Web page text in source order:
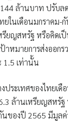
ล้านบาท ปรับล
ยในเดือนมกราคม
รียญสหรัฐ หรือคิดเ
าหมายการส่งออก
1.5 เท่านั้น
ประเทศของไทยเ
ล้านเหรียญสหรั
นของปี 2565 มีมูล